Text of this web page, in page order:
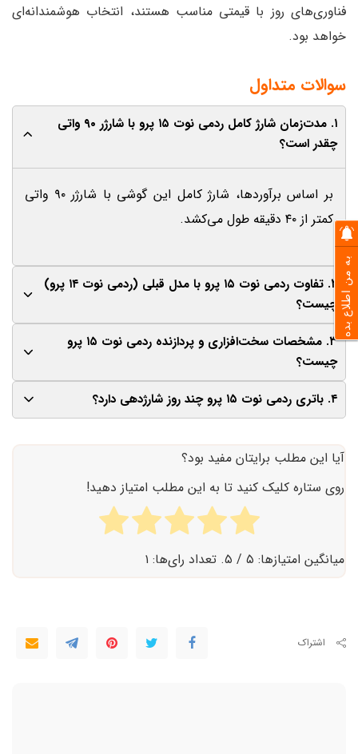
فناوری‌های روز با قیمتی مناسب هستند، انتخاب هوشمندانه‌ای
خواهد بود.
سوالات متداول
۱. مدت‌زمان شارژ کامل ردمی نوت ۱۵ پرو با شارژر ۹۰ واتی
چقدر است؟
بر اساس برآوردها، شارژ کامل این گوشی با شارژر ۹۰ واتی
کمتر از ۴۰ دقیقه طول می‌کشد.
۲. تفاوت ردمی نوت ۱۵ پرو با مدل قبلی (ردمی نوت ۱۴ پرو)
چیست؟
تفاوت‌ها شامل شارژ سریع‌تر ۹۰ واتی، قابلیت ارتباط
ماهواره‌ای و بهبود عملکرد پردازنده است.
۳. مشخصات سخت‌افزاری و پردازنده ردمی نوت ۱۵ پرو
چیست؟
این گوشی از پردازنده بهینه‌شده سری Dimensity یا
رونمایی رسمی اعلام می‌شود.
۴. باتری ردمی نوت ۱۵ پرو چند روز شارژدهی دارد؟
آیا این مطلب برایتان مفید بود؟
روی ستاره کلیک کنید تا به این مطلب امتیاز دهید!
میانگین امتیازها: ۵ / ۵. تعداد رای‌ها: ۱
اشتراک
به من اطلاع بده